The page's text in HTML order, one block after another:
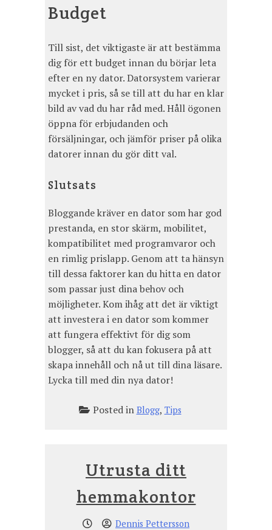
Budget
Till sist, det viktigaste är att bestämma
dig för ett budget innan du börjar leta
efter en ny dator. Datorsystem varierar
mycket i pris, så se till att du har en klar
bild av vad du har råd med. Håll ögonen
öppna för erbjudanden och
försäljningar, och jämför priser på olika
datorer innan du gör ditt val.
Slutsats
Bloggande kräver en dator som har god
prestanda, en stor skärm, mobilitet,
kompatibilitet med programvaror och
en rimlig prislapp. Genom att ta hänsyn
till dessa faktorer kan du hitta en dator
som passar just dina behov och
möjligheter. Kom ihåg att det är viktigt
att investera i en dator som kommer
att fungera effektivt för dig som
blogger, så att du kan fokusera på att
skapa innehåll och nå ut till dina läsare.
Lycka till med din nya dator!
Posted in Blogg, Tips
Utrusta ditt
hemmakontor
Dennis Pettersson